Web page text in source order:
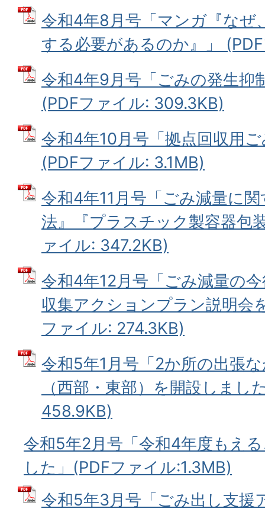
令和4年8月号「マンガ『なぜ
する必要があるのか』」
令和4年9月号「ごみの発生抑
(PDFファイル: 309.3KB)
令和4年10月号「拠点回収用
(PDFファイル: 3.1MB)
令和4年11月号「ごみ減量に
法』『プラスチック製容器包
ァイル: 347.2KB)
令和4年12月号「ごみ減量の
収集アクションプラン説明会
ファイル: 274.3KB)
令和5年1月号「2か所の出張
（西部・東部）を開設しまし
458.9KB)
令和5年2月号「令和4年度もえ
した」(PDFファイル:1.3MB)
令和5年3月号「ごみ出し支援